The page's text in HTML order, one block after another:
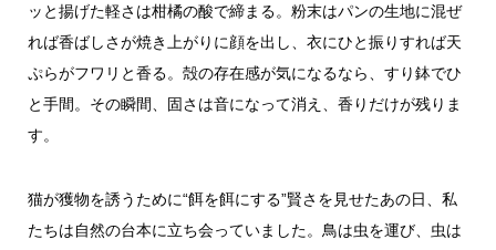
ッと揚げた軽さは柑橘の酸で締まる。粉末はパンの生地に混ぜ
れば香ばしさが焼き上がりに顔を出し、衣にひと振りすれば天
ぷらがフワリと香る。殻の存在感が気になるなら、すり鉢でひ
と手間。その瞬間、固さは音になって消え、香りだけが残りま
す。
猫が獲物を誘うために“餌を餌にする”賢さを見せたあの日、私
たちは自然の台本に立ち会っていました。鳥は虫を運び、虫は